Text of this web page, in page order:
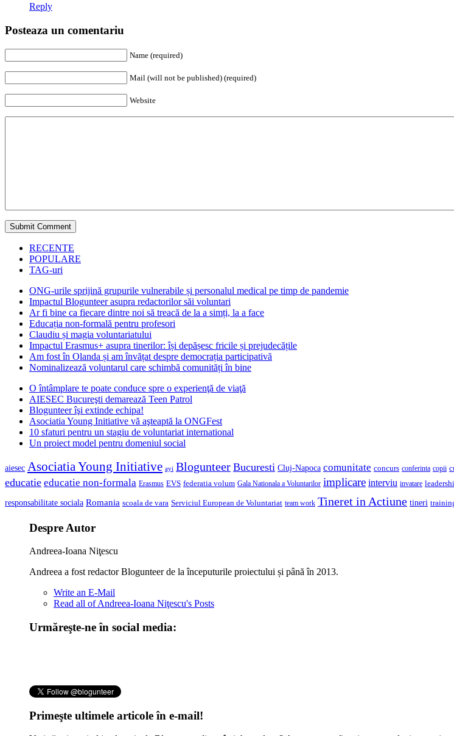
Reply
Posteaza un comentariu
Name (required)
Mail (will not be published) (required)
Website
RECENTE
POPULARE
TAG-uri
ONG-urile sprijină grupurile vulnerabile și personalul medical pe timp de pandemie
Impactul Blogunteer asupra redactorilor săi voluntari
Ar fi bine ca fiecare dintre noi să treacă de la a simți, la a face
Educația non-formală pentru profesori
Claudiu și magia voluntariatului
Impactul Erasmus+ asupra tinerilor: își depășesc fricile și prejudecățile
Am fost în Olanda și am învățat despre democrația participativă
Nominalizează voluntarul care schimbă comunități în bine
O întâmplare te poate conduce spre o experienţă de viaţă
AIESEC Bucureşti demarează Teen Patrol
Blogunteer îşi extinde echipa!
Asociatia Young Initiative vă aşteaptă la ONGFest
10 sfaturi pentru un stagiu de voluntariat international
Un proiect model pentru domeniul social
aiesec Asociatia Young Initiative ayi Blogunteer Bucuresti Cluj-Napoca comunitate concurs conferinta copii
educatie educatie non-formala Erasmus EVS federatia volum Gala Nationala a Voluntarilor implicare interviu invatare
responsabilitate sociala Romania scoala de vara Serviciul European de Voluntariat team work Tineret in Actiune tineri
Despre Autor
Andreea-Ioana Niţescu
Andreea a fost redactor Blogunteer de la începuturile proiectului și până în 2013.
Write an E-Mail
Read all of Andreea-Ioana Niţescu's Posts
Urmăreşte-ne în social media:
Primeşte ultimele articole în e-mail!